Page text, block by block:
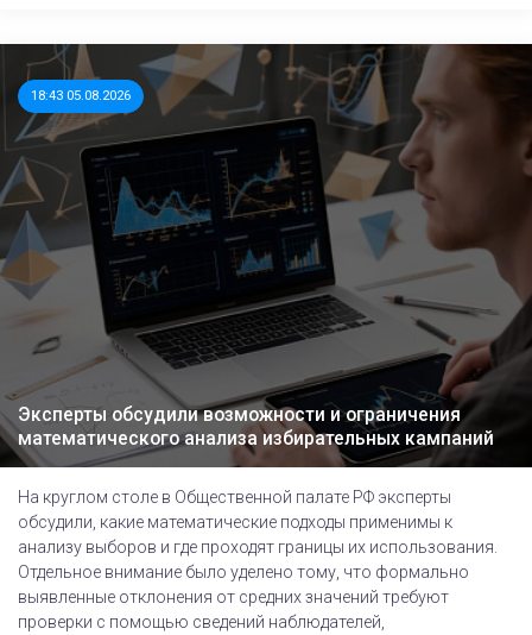
18:43 05.08.2026
Эксперты обсудили возможности и ограничения
математического анализа избирательных кампаний
На круглом столе в Общественной палате РФ эксперты
обсудили, какие математические подходы применимы к
анализу выборов и где проходят границы их использования.
Отдельное внимание было уделено тому, что формально
выявленные отклонения от средних значений требуют
проверки с помощью сведений наблюдателей,